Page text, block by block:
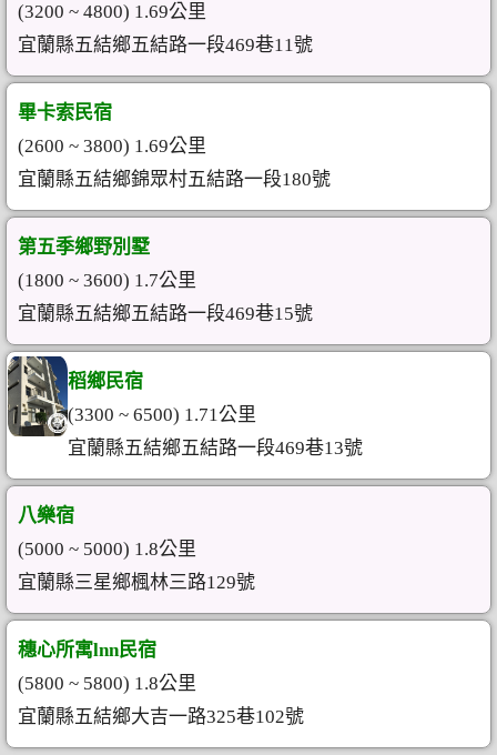
(3200 ~ 4800) 1.69公里
宜蘭縣五結鄉五結路一段469巷11號
畢卡索民宿
(2600 ~ 3800) 1.69公里
宜蘭縣五結鄉錦眾村五結路一段180號
第五季鄉野別墅
(1800 ~ 3600) 1.7公里
宜蘭縣五結鄉五結路一段469巷15號
稻鄉民宿
(3300 ~ 6500) 1.71公里
宜蘭縣五結鄉五結路一段469巷13號
八樂宿
(5000 ~ 5000) 1.8公里
宜蘭縣三星鄉楓林三路129號
穗心所寓lnn民宿
(5800 ~ 5800) 1.8公里
宜蘭縣五結鄉大吉一路325巷102號